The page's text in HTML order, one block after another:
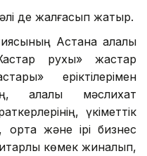
де жалғасып жатыр.
Астана қалалық
рухы» жастар
еріктілерімен
қалалық мәслихат
үкіметтік
және ірі бизнес
көмек жиналып,